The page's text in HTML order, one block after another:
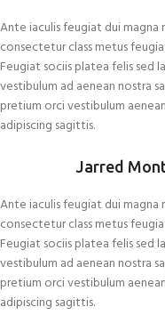
Ante iaculis feugiat dui magna
consectetur class metus
Feugiat sociis platea felis sed
vestibulum ad aenean nostra
pretium orci vestibulum
adipiscing sagittis.
Jarred
Ante iaculis feugiat dui magna
consectetur class metus
Feugiat sociis platea felis sed
vestibulum ad aenean nostra
pretium orci vestibulum
adipiscing sagittis.